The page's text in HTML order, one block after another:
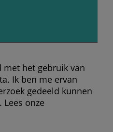
met het gebruik van
Ik ben me ervan
gedeeld kunnen
onze